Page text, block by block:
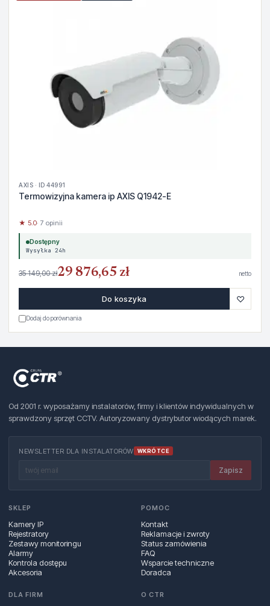
AXIS · ID 44991
Termowizyjna kamera ip AXIS Q1942-E
★ 5.0· 7 opinii
Dostępny
Wysyłka 24h
35 149,00 zł29 876,65 zł netto
Do koszyka ♡
Dodaj do porównania
Od 2001 r. wyposażamy instalatorów, firmy i klientów indywidualnych w
sprawdzony sprzęt CCTV. Autoryzowany dystrybutor wiodących marek.
NEWSLETTER DLA INSTALATORÓW WKRÓTCE
Zapisz
SKLEP
Kamery IP
Rejestratory
Zestawy monitoringu
Alarmy
Kontrola dostępu
Akcesoria
POMOC
Kontakt
Reklamacje i zwroty
Status zamówienia
FAQ
Wsparcie techniczne
Doradca
DLA FIRM O CTR